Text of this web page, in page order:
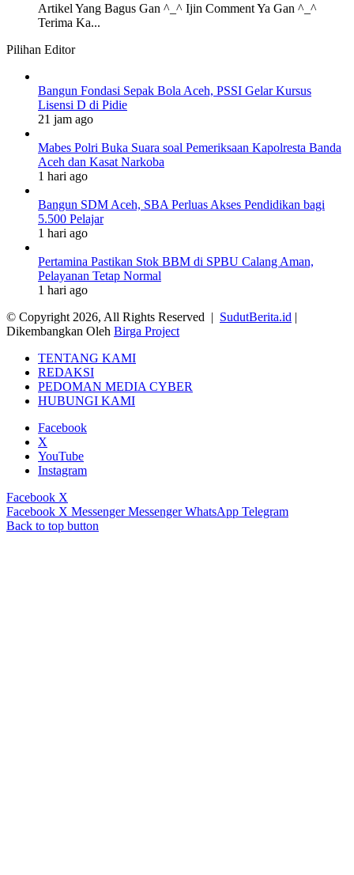
Artikel Yang Bagus Gan ^_^ Ijin Comment Ya Gan ^_^
Terima Ka...
Pilihan Editor
Bangun Fondasi Sepak Bola Aceh, PSSI Gelar Kursus
Lisensi D di Pidie
21 jam ago
Mabes Polri Buka Suara soal Pemeriksaan Kapolresta Banda
Aceh dan Kasat Narkoba
1 hari ago
Bangun SDM Aceh, SBA Perluas Akses Pendidikan bagi
5.500 Pelajar
1 hari ago
Pertamina Pastikan Stok BBM di SPBU Calang Aman,
Pelayanan Tetap Normal
1 hari ago
© Copyright 2026, All Rights Reserved | SudutBerita.id |
Dikembangkan Oleh Birga Project
TENTANG KAMI
REDAKSI
PEDOMAN MEDIA CYBER
HUBUNGI KAMI
Facebook
X
YouTube
Instagram
Facebook X
Facebook X Messenger Messenger WhatsApp Telegram
Back to top button